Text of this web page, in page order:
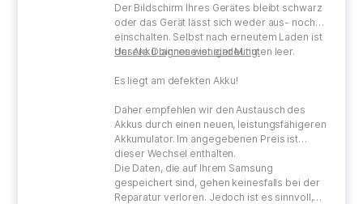
Der Bildschirm Ihres Gerätes bleibt schwarz
oder das Gerät lässt sich weder aus- noch
einschalten. Selbst nach erneutem Laden ist
der Akku binnen weniger Minuten leer.
Unsere Diagnose ist eindeutig:
Es liegt am defekten Akku!
Daher empfehlen wir den Austausch des
Akkus durch einen neuen, leistungsfähigeren
Akkumulator. Im angegebenen Preis ist
dieser Wechsel enthalten.
Die Daten, die auf Ihrem Samsung
gespeichert sind, gehen keinesfalls bei der
Reparatur verloren. Jedoch ist es sinnvoll,